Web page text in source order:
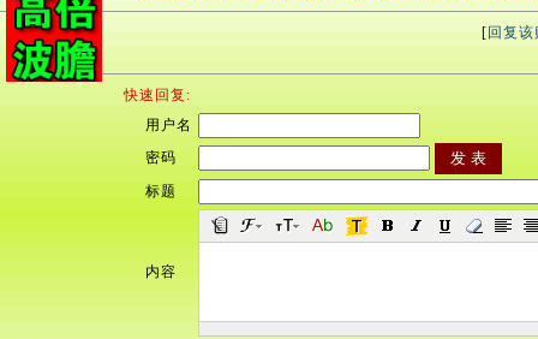
[ 回复该
快速回复:
用户名
密码
标题
内容